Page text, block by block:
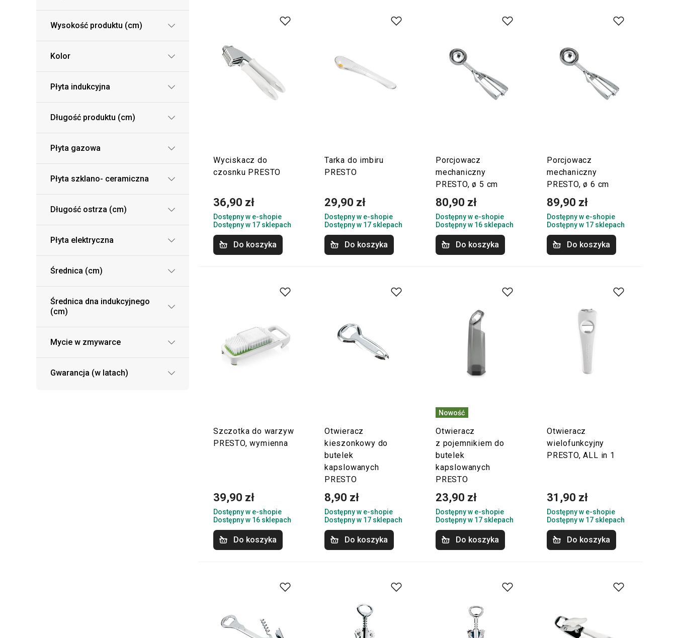
Wysokość produktu (cm)
Kolor
Płyta indukcyjna
Długość produktu (cm)
Płyta gazowa
Płyta szklano- ceramiczna
Długość ostrza (cm)
Płyta elektryczna
Średnica (cm)
Średnica dna indukcyjnego
(cm)
Mycie w zmywarce
Gwarancja (w latach)
Wyciskacz do
czosnku PRESTO
36,90 zł
Dostępny w e-shopie
Dostępny w 17 sklepach
Do koszyka
Tarka do imbiru
PRESTO
29,90 zł
Dostępny w e-shopie
Dostępny w 17 sklepach
Do koszyka
Porcjowacz
mechaniczny
PRESTO, ø 5 cm
80,90 zł
Dostępny w e-shopie
Dostępny w 16 sklepach
Do koszyka
Porcjowacz
mechaniczny
PRESTO, ø 6 cm
89,90 zł
Dostępny w e-shopie
Dostępny w 17 sklepach
Do koszyka
Szczotka do warzyw
PRESTO, wymienna
39,90 zł
Dostępny w e-shopie
Dostępny w 16 sklepach
Do koszyka
Otwieracz
kieszonkowy do
butelek
kapslowanych
PRESTO
8,90 zł
Dostępny w e-shopie
Dostępny w 17 sklepach
Do koszyka
Nowość
Otwieracz
z pojemnikiem do
butelek
kapslowanych
PRESTO
23,90 zł
Dostępny w e-shopie
Dostępny w 17 sklepach
Do koszyka
Otwieracz
wielofunkcyjny
PRESTO, ALL in 1
31,90 zł
Dostępny w e-shopie
Dostępny w 17 sklepach
Do koszyka